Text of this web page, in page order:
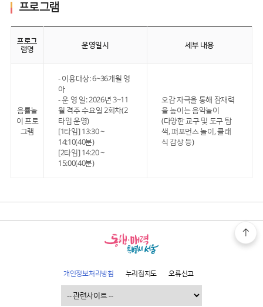
프로그램
프로그
램명
운영일시 세부 내용
음률놀
이 프로
그램
- 이용대상: 6~36개월 영
아
- 운 영 일: 2026년 3~11
월 격주 수요일 2회차(2
타임 운영)
[1타임] 13:30 ~
14:10(40분)
[2타임] 14:20 ~
15:00(40분)
오감 자극을 통해 잠재력
을 높이는 음악놀이
(다양한 교구 및 도구 탐
색, 퍼포먼스 놀이, 클래
식 감상 등)
개인정보처리방침 누리집지도 오류신고